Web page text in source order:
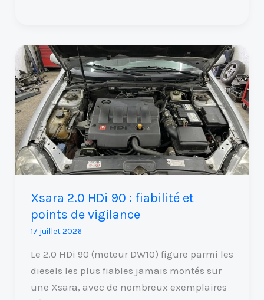
Xsara 2.0 HDi 90 : fiabilité et
points de vigilance
17 juillet 2026
Le 2.0 HDi 90 (moteur DW10) figure parmi les
diesels les plus fiables jamais montés sur
une Xsara, avec de nombreux exemplaires
Xsara
2.0
HDi
90
:
fiabilité
et
points
vigilance